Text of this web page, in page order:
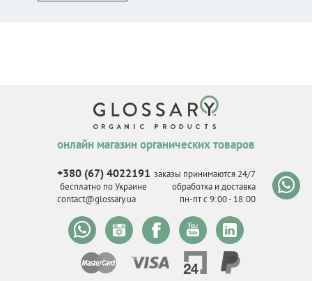
онлайн магазин органических товаров
+380 (67) 4022191
бесплатно по Украине
contact@glossary.ua
заказы принимаются 24/7
обработка и доставка
пн-пт с 9:00 - 18:00